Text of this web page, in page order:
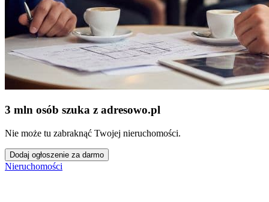
3 mln osób szuka z adresowo.pl
Nie może tu zabraknąć Twojej nieruchomości.
Dodaj ogłoszenie za darmo
Nieruchomości